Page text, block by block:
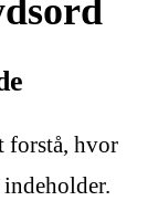
forstå, hvor